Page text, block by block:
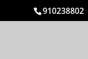
910238802